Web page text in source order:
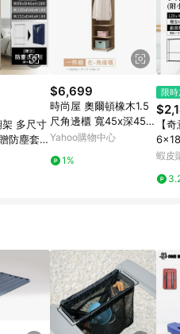
賣而非最終消費使用者，
準
架 多尺寸
防塵套
架 衣架
造
$6,699
時尚屋 奧爾頓橡木1.5
尺角邊櫃 寬45x深45x
高197.5公分
Yahoo購物中心
1%
限
【
雙色
櫃
蝦皮